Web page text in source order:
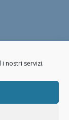
nostri servizi.